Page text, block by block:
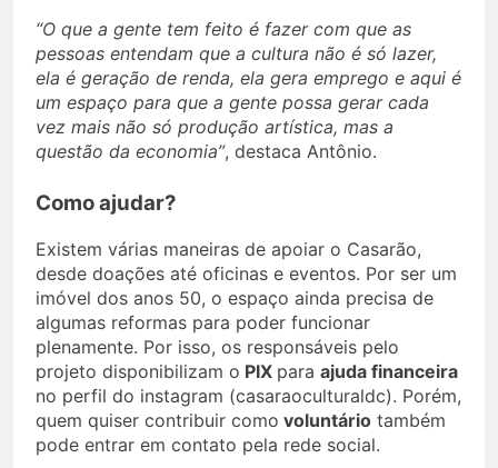
“O que a gente tem feito é fazer com que as
pessoas entendam que a cultura não é só lazer,
ela é geração de renda, ela gera emprego e aqui é
um espaço para que a gente possa gerar cada
vez mais não só produção artística, mas a
questão da economia”, destaca Antônio.
Como ajudar?
Existem várias maneiras de apoiar o Casarão,
desde doações até oficinas e eventos. Por ser um
imóvel dos anos 50, o espaço ainda precisa de
algumas reformas para poder funcionar
plenamente. Por isso, os responsáveis pelo
projeto disponibilizam o PIX para ajuda financeira
no perfil do instagram (casaraoculturaldc). Porém,
quem quiser contribuir como voluntário também
pode entrar em contato pela rede social.